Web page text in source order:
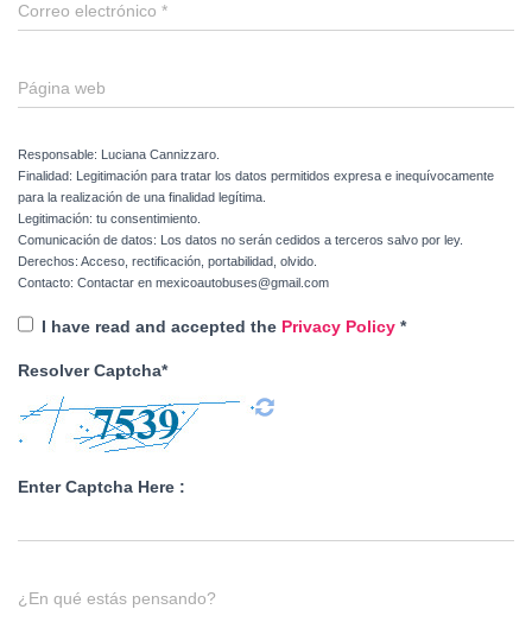
Correo electrónico *
Página web
Responsable: Luciana Cannizzaro.
Finalidad: Legitimación para tratar los datos permitidos expresa e inequívocamente
para la realización de una finalidad legítima.
Legitimación: tu consentimiento.
Comunicación de datos: Los datos no serán cedidos a terceros salvo por ley.
Derechos: Acceso, rectificación, portabilidad, olvido.
Contacto: Contactar en mexicoautobuses@gmail.com
I have read and accepted the Privacy Policy *
Resolver Captcha*
Enter Captcha Here :
¿En qué estás pensando?